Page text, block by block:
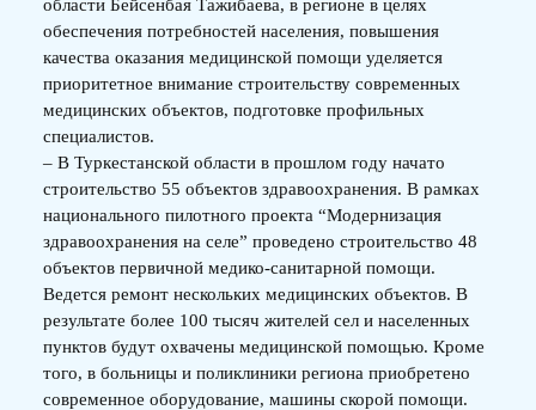
области Бейсенбая Тажибаева, в регионе в целях
обеспечения потребностей населения, повышения
качества оказания медицинской помощи уделяется
приоритетное внимание строительству современных
медицинских объектов, подготовке профильных
специалистов.
– В Туркестанской области в прошлом году начато
строительство 55 объектов здравоохранения. В рамках
национального пилотного проекта “Модернизация
здравоохранения на селе” проведено строительство 48
объектов первичной медико-санитарной помощи.
Ведется ремонт нескольких медицинских объектов. В
результате более 100 тысяч жителей сел и населенных
пунктов будут охвачены медицинской помощью. Кроме
того, в больницы и поликлиники региона приобретено
современное оборудование, машины скорой помощи.